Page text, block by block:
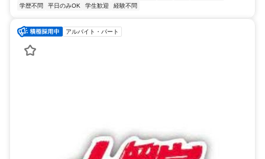
学歴不問
平日のみOK 学生歓迎 経験不問
アルバイト・パート